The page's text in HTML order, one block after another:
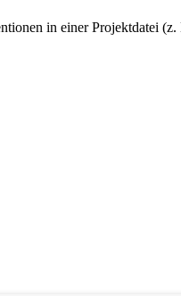
in einer Projektdatei